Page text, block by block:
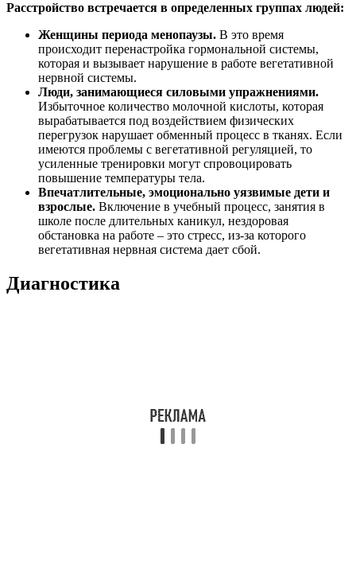
Расстройство встречается в определенных группах людей:
Женщины периода менопаузы. В это время
происходит перенастройка гормональной системы,
которая и вызывает нарушение в работе вегетативной
нервной системы.
Люди, занимающиеся силовыми упражнениями.
Избыточное количество молочной кислоты, которая
вырабатывается под воздействием физических
перегрузок нарушает обменный процесс в тканях. Если
имеются проблемы с вегетативной регуляцией, то
усиленные тренировки могут спровоцировать
повышение температуры тела.
Впечатлительные, эмоционально уязвимые дети и
взрослые. Включение в учебный процесс, занятия в
школе после длительных каникул, нездоровая
обстановка на работе – это стресс, из-за которого
вегетативная нервная система дает сбой.
Диагностика